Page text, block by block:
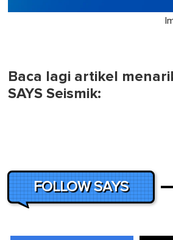
Baca lagi artikel
SAYS Seismik:
FOLLOW SAYS